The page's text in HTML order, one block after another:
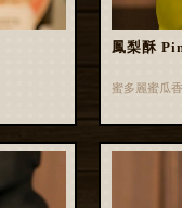
鳳梨酥
蜜多麗蜜瓜